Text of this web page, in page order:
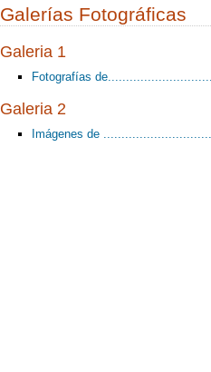
Galerías Fotográficas
Galeria 1
Fotografías
Galeria 2
Imágenes de